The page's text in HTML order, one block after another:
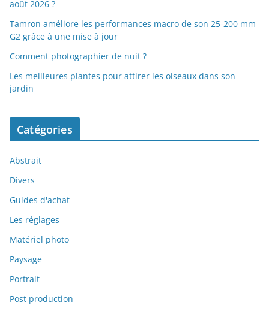
août 2026 ?
Tamron améliore les performances macro de son 25-200 mm
G2 grâce à une mise à jour
Comment photographier de nuit ?
Les meilleures plantes pour attirer les oiseaux dans son
jardin
Catégories
Abstrait
Divers
Guides d'achat
Les réglages
Matériel photo
Paysage
Portrait
Post production